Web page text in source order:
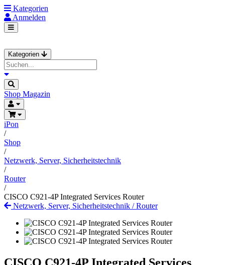
Kategorien
Anmelden
Kategorien
Shop Magazin
iPon
/
Shop
/
Netzwerk, Server, Sicherheitstechnik
/
Router
/
CISCO C921-4P Integrated Services Router
Netzwerk, Server, Sicherheitstechnik /Router